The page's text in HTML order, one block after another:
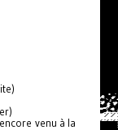
venu à la